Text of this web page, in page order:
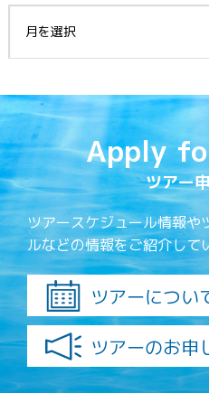
Apply
ツアー
ツアースケジュール情報や
ルなどの情報をご紹介して
ツアーについ
ツアーのお申